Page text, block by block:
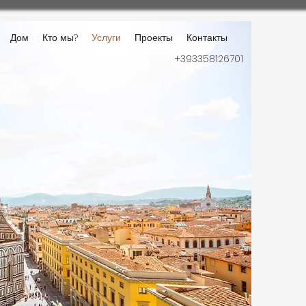
Дом Кто мы? Услуги Проекты
Контакты
+393358126701